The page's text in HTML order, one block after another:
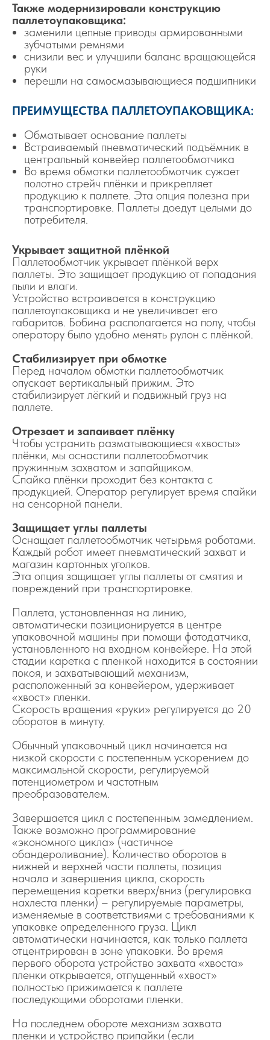
Также модернизировали конструкцию
паллетоупаковщика:
заменили цепные приводы армированными
зубчатыми ремнями
снизили вес и улучшили баланс вращающейся
руки
перешли на самосмазывающиеся подшипники
ПРЕИМУЩЕСТВА ПАЛЛЕТОУПАКОВЩИКА:
Обматывает основание паллеты
Встраиваемый пневматический подъёмник в
центральный конвейер паллетообмотчика
Во время обмотки паллетообмотчик сужает
полотно стрейч плёнки и прикрепляет
продукцию к паллете. Эта опция полезна при
транспортировке. Паллеты доедут целыми до
потребителя.
Укрывает защитной плёнкой
Паллетообмотчик укрывает плёнкой верх
паллеты. Это защищает продукцию от попадания
пыли и влаги.
Устройство встраивается в конструкцию
паллетоупаковщика и не увеличивает его
габаритов. Бобина располагается на полу, чтобы
оператору было удобно менять рулон с плёнкой.
Стабилизирует при обмотке
Перед началом обмотки паллетообмотчик
опускает вертикальный прижим. Это
стабилизирует лёгкий и подвижный груз на
паллете.
Отрезает и запаивает плёнку
Чтобы устранить разматывающиеся «хвосты»
плёнки, мы оснастили паллетообмотчик
пружинным захватом и запайщиком.
Спайка плёнки проходит без контакта с
продукцией. Оператор регулирует время спайки
на сенсорной панели.
Защищает углы паллеты
Оснащает паллетообмотчик четырьмя роботами.
Каждый робот имеет пневматический захват и
магазин картонных уголков.
Эта опция защищает углы паллеты от смятия и
повреждений при транспортировке.
Паллета, установленная на линию,
автоматически позиционируется в центре
упаковочной машины при помощи фотодатчика,
установленного на входном конвейере. На этой
стадии каретка с пленкой находится в состоянии
покоя, и захватывающий механизм,
расположенный за конвейером, удерживает
«хвост» пленки.
Скорость вращения «руки» регулируется до 20
оборотов в минуту.
Обычный упаковочный цикл начинается на
низкой скорости с постепенным ускорением до
максимальной скорости, регулируемой
потенциометром и частотным
преобразователем.
Завершается цикл с постепенным замедлением.
Также возможно программирование
«экономного цикла» (частичное
обандероливание). Количество оборотов в
нижней и верхней части паллеты, позиция
начала и завершения цикла, скорость
перемещения каретки вверх/вниз (регулировка
нахлеста пленки) – регулируемые параметры,
изменяемые в соответствиями с требованиями к
упаковке определенного груза. Цикл
автоматически начинается, как только паллета
отцентрирован в зоне упаковки. Во время
первого оборота устройство захвата «хвоста»
пленки открывается, отпущенный «хвост»
полностью прижимается к паллете
последующими оборотами пленки.
На последнем обороте механизм захвата
пленки и устройство припайки (если